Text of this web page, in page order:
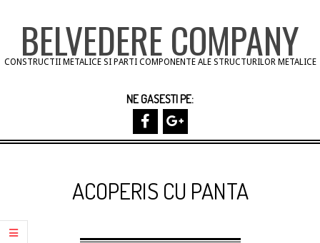
contentBELVEDERE COMPANY
CONSTRUCTII METALICE SI PARTI COMPONENTE ALE STRUCTURILOR METALICE
NE GASESTI PE:
ACOPERIS CU PANTA